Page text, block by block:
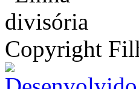
Copyright